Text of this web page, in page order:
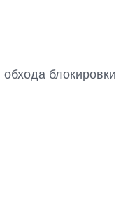
блокировки